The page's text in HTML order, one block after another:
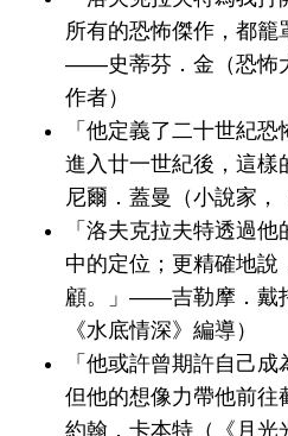
所有的恐怖傑作，都籠
――史蒂芬．金（恐怖
作者）
「他定義了二十世紀
進入廿一世紀後，這
尼爾．蓋曼（小說家，
「洛夫克拉夫特透過
中的定位；更精確地說
顧。」――吉勒摩．戴
《水底情深》編導）
「他或許曾期許自己
但他的想像力帶他前
約翰．卡本特（《月光